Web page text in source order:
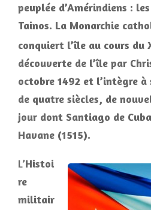
peuplée d’Amérindiens :
Tainos. La Monarchie
conquiert l’île au cours du
découverte de l’île par
octobre 1492 et l’intègre à
de quatre siècles, de
jour dont Santiago de
Havane (1515).
L’Histoi
re
militair